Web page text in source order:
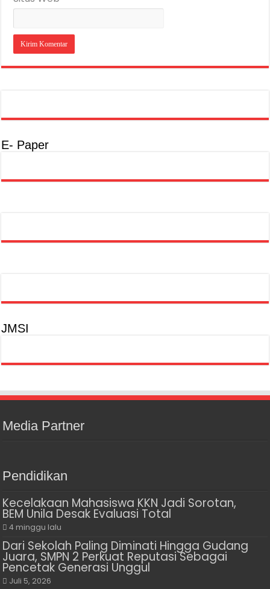
E- Paper
JMSI
Media Partner
Pendidikan
Kecelakaan Mahasiswa KKN Jadi Sorotan,
BEM Unila Desak Evaluasi Total
4 minggu lalu
Dari Sekolah Paling Diminati Hingga Gudang
Juara, SMPN 2 Perkuat Reputasi Sebagai
Pencetak Generasi Unggul
Juli 5, 2026